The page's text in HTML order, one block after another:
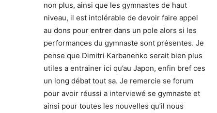
non plus, ainsi que les gymnastes de haut
niveau, il est intolérable de devoir faire appel
au dons pour entrer dans un pole alors si les
performances du gymnaste sont présentes. Je
pense que Dimitri Karbanenko serait bien plus
utiles a entrainer ici qu’au Japon, enfin bref ces
un long débat tout sa. Je remercie se forum
pour avoir réussi a interviewé se gymnaste et
ainsi pour toutes les nouvelles qu’il nous